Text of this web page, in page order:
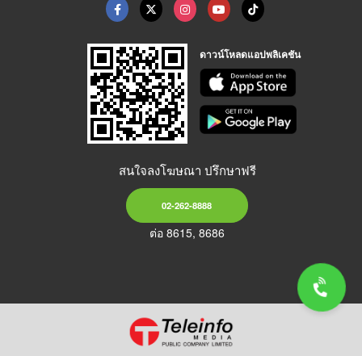
ดาวน์โหลดแอปพลิเคชัน
สนใจลงโฆษณา ปรึกษาฟรี
02-262-8888
ต่อ 8615, 8686